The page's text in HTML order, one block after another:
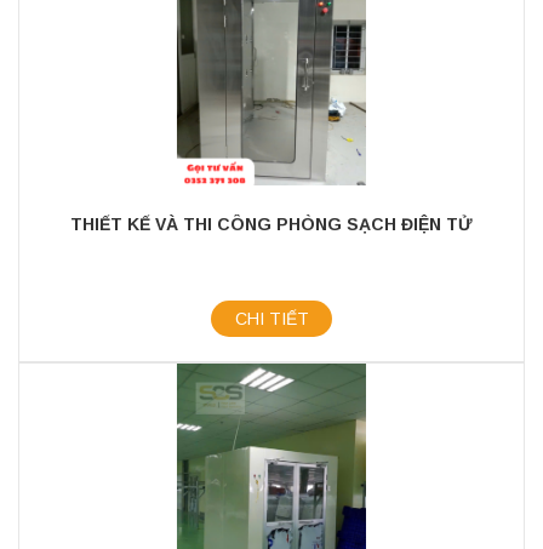
THIẾT KẾ VÀ THI CÔNG PHÒNG SẠCH ĐIỆN TỬ
CHI TIẾT